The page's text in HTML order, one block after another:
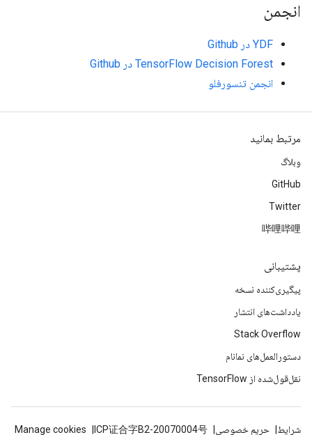
انجمن
YDF در Github
TensorFlow Decision Forest در Github
انجمن تنسورفلو
مرتبط بمانید
وبلاگ
GitHub
Twitter
哔哩哔哩
پشتیبانی
پیگیری‌کننده نسخه
یادداشت‌های انتشار
Stack Overflow
دستورالعمل‌های نمانام
نقل‌قول‌شده از TensorFlow
شرایط حریم خصوصی ICP证合字B2-20070004号
Manage cookies